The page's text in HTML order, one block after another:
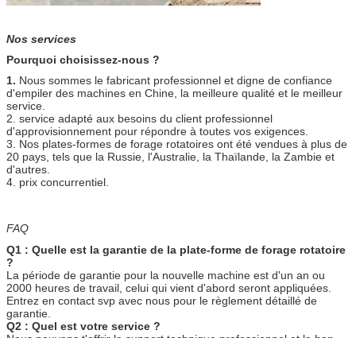
Nos services
Pourquoi choisissez-nous ?
1. Nous sommes le fabricant professionnel et digne de confiance
d'empiler des machines en Chine, la meilleure qualité et le meilleur
service.
2. service adapté aux besoins du client professionnel
d'approvisionnement pour répondre à toutes vos exigences.
3. Nos plates-formes de forage rotatoires ont été vendues à plus de
20 pays, tels que la Russie, l'Australie, la Thaïlande, la Zambie et
d'autres.
4. prix concurrentiel.
FAQ
Q1 : Quelle est la garantie de la plate-forme de forage rotatoire
?
La période de garantie pour la nouvelle machine est d'un an ou
2000 heures de travail, celui qui vient d'abord seront appliquées.
Entrez en contact svp avec nous pour le règlement détaillé de
garantie.
Q2 : Quel est votre service ?